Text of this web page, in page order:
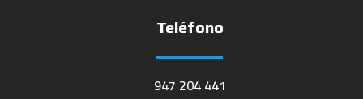
Teléfono
947 204 441